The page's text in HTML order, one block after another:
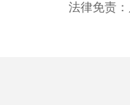
法律免责